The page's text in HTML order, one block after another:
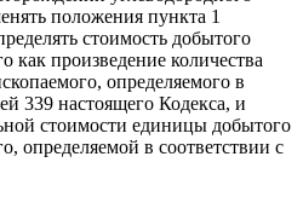
положения пункта 1
стоимость добытого
как произведение количества
определяемого в
339 настоящего Кодекса, и
стоимости единицы добытого
определяемой в соответствии с